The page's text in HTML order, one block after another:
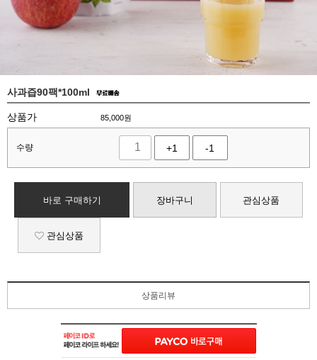
사과즙90팩*100ml
상품가 85,000원
수량 +1 -1
바로 구매하기 장바구니 관심상품
관심상품
상품리뷰